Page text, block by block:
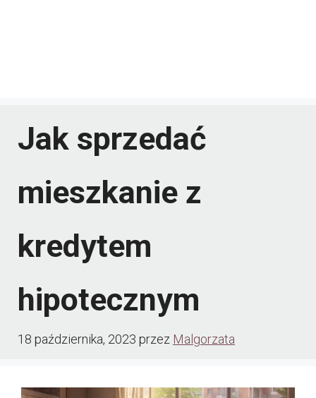
Jak sprzedać
mieszkanie z
kredytem
hipotecznym
18 października, 2023 przez Malgorzata